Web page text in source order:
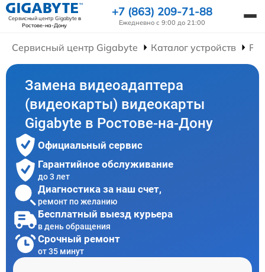
Сервисный центр Gigabyteв
Ростове-на-Дону
+7 (863) 209-71-88
Ежедневно с 9:00 до 21:00
Сервисный центр Gigabyte Каталог устройств
Замена видеоадаптера
(видеокарты) видеокарты
Gigabyte в Ростове-на-Дону
Официальный сервис
Гарантийное обслуживание
до 3 лет
Диагностика за наш счет,
ремонт по желанию
Бесплатный выезд курьера
в день обращения
Срочный ремонт
от 35 минут